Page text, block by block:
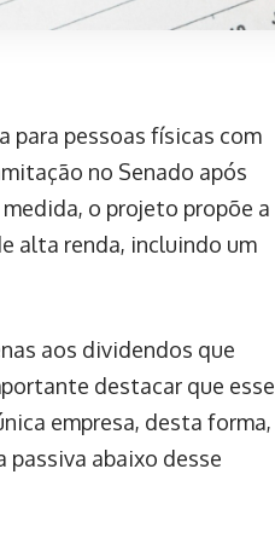
para pessoas físicas com
no Senado após
o projeto propõe a
alta renda, incluindo um
aos dividendos que
destacar que esse
empresa, desta forma,
abaixo desse